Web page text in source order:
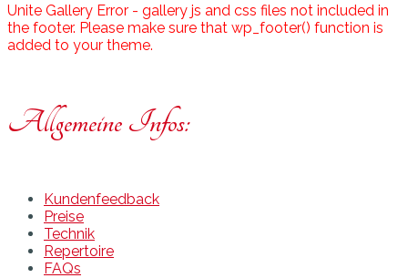
Unite Gallery Error - gallery js and css files not included in
the footer. Please make sure that wp_footer() function is
added to your theme.
Allgemeine Infos:
Kundenfeedback
Preise
Technik
Repertoire
FAQs